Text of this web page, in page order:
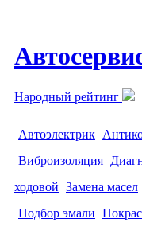
Народный рейтинг
Автоэлектрик
Виброизоляция
ходовой Замена масел
Подбор эмали